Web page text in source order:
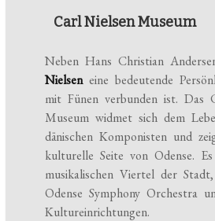
Carl Nielsen Museum
Neben Hans Christian
Nielseneine bedeutende
mit Fünen verbunden ist. Das
Museum widmet sich dem
dänischen Komponisten und
kulturelle Seite von Odense.
musikalischen Viertel der
Odense Symphony Orchestra
Kultureinrichtungen.